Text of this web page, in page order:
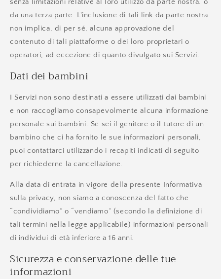
senza limitazioni relative al loro utilizzo da parte nostra. o
da una terza parte. L'inclusione di tali link da parte nostra
non implica, di per sé, alcuna approvazione del
contenuto di tali piattaforme o dei loro proprietari o
operatori, ad eccezione di quanto divulgato sui Servizi.
Dati dei bambini
I Servizi non sono destinati a essere utilizzati dai bambini
e non raccogliamo consapevolmente alcuna informazione
personale sui bambini. Se sei il genitore o il tutore di un
bambino che ci ha fornito le sue informazioni personali,
puoi contattarci utilizzando i recapiti indicati di seguito
per richiederne la cancellazione.
Alla data di entrata in vigore della presente Informativa
sulla privacy, non siamo a conoscenza del fatto che
“condividiamo” o “vendiamo” (secondo la definizione di
tali termini nella legge applicabile) informazioni personali
di individui di età inferiore a 16 anni.
Sicurezza e conservazione delle tue
informazioni